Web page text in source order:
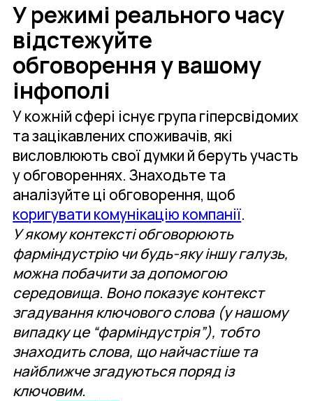
У режимі реального часу
відстежуйте
обговорення у вашому
інфополі
У кожній сфері існує група гіперсвідомих
та зацікавлених споживачів, які
висловлюють свої думки й беруть участь
у обговореннях. Знаходьте та
аналізуйте ці обговорення, щоб
коригувати комунікацію компанії.
У якому контексті обговорюють
фарміндустрію чи будь-яку іншу галузь,
можна побачити за допомогою
середовища. Воно показує контекст
згадування ключового слова (у нашому
випадку це “фарміндустрія”), тобто
знаходить слова, що найчастіше та
найближче згадуються поряд із
ключовим.